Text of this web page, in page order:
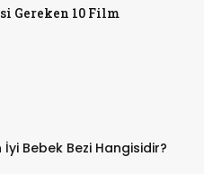
Gereken 10 Film
İyi Bebek Bezi Hangisidir?